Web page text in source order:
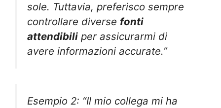
sole. Tuttavia, preferisco sempre
controllare diverse fonti
attendibili per assicurarmi di
avere informazioni accurate.”
Esempio 2: “Il mio collega mi ha